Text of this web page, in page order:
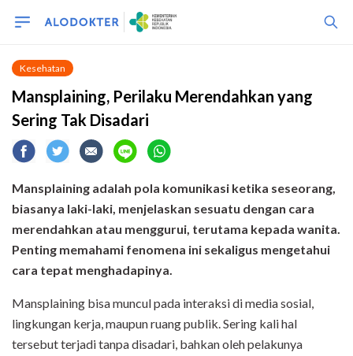
Kesehatan
Mansplaining, Perilaku Merendahkan yang
Sering Tak Disadari
Mansplaining adalah pola komunikasi ketika seseorang,
biasanya laki-laki, menjelaskan sesuatu dengan cara
merendahkan atau menggurui, terutama kepada wanita.
Penting memahami fenomena ini sekaligus mengetahui
cara tepat menghadapinya.
Mansplaining bisa muncul pada interaksi di media sosial,
lingkungan kerja, maupun ruang publik. Sering kali hal
tersebut terjadi tanpa disadari, bahkan oleh pelakunya